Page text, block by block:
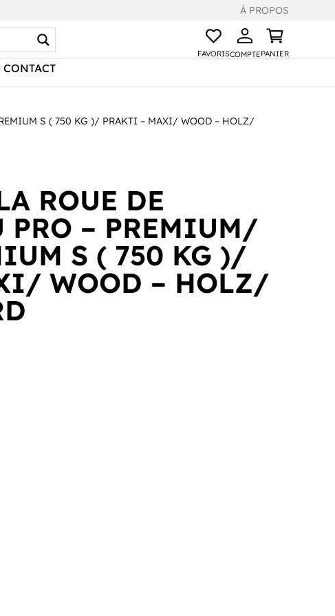
À PROPOS
CONTACT
FAVORISCOMPTEPANIER
S ( 750 KG )/ PRAKTI – MAXI/ WOOD – HOLZ/
ROUE DE
PRO – PREMIUM/
S ( 750 KG )/
WOOD – HOLZ/